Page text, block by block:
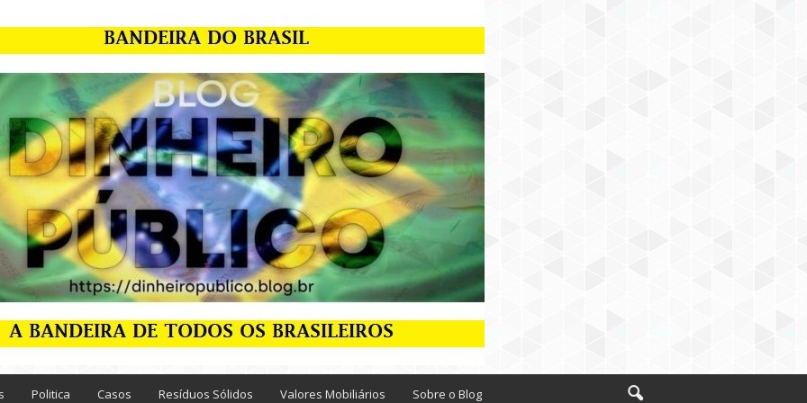
Politica Casos Resíduos Sólidos Valores Mobiliários Sobre o Blog